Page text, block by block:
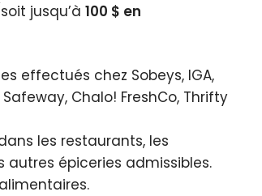
jusqu’à 100 $ en
effectués chez Sobeys, IGA,
Chalo! FreshCo, Thrifty
les restaurants, les
épiceries admissibles.